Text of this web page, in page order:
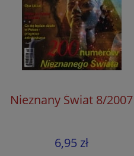
Nieznany Świat 8/2007
6,95 zł